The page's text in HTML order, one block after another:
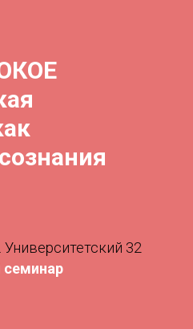
Университетский 32
семинар